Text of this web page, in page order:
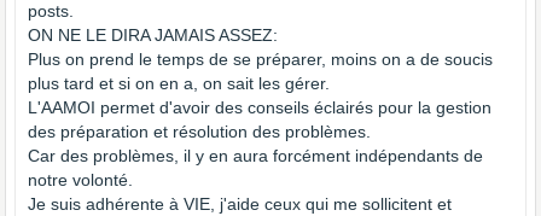
posts.
ON NE LE DIRA JAMAIS ASSEZ:
Plus on prend le temps de se préparer, moins on a de soucis
plus tard et si on en a, on sait les gérer.
L'AAMOI permet d'avoir des conseils éclairés pour la gestion
des préparation et résolution des problèmes.
Car des problèmes, il y en aura forcément indépendants de
notre volonté.
Je suis adhérente à VIE, j'aide ceux qui me sollicitent et